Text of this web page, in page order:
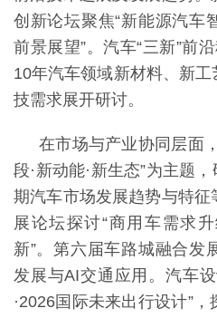
创新论坛聚焦“新能源汽车
前景展望”。汽车“三新”前
10年汽车领域新材料、新
技需求展开研讨。
在市场与产业协同层面
段·新动能·新生态”为主题
期汽车市场发展趋势与特
展论坛探讨“商用车需求
新”。第六届车路城融合发
发展与AI交通应用。汽车
·2026国际未来出行设计”